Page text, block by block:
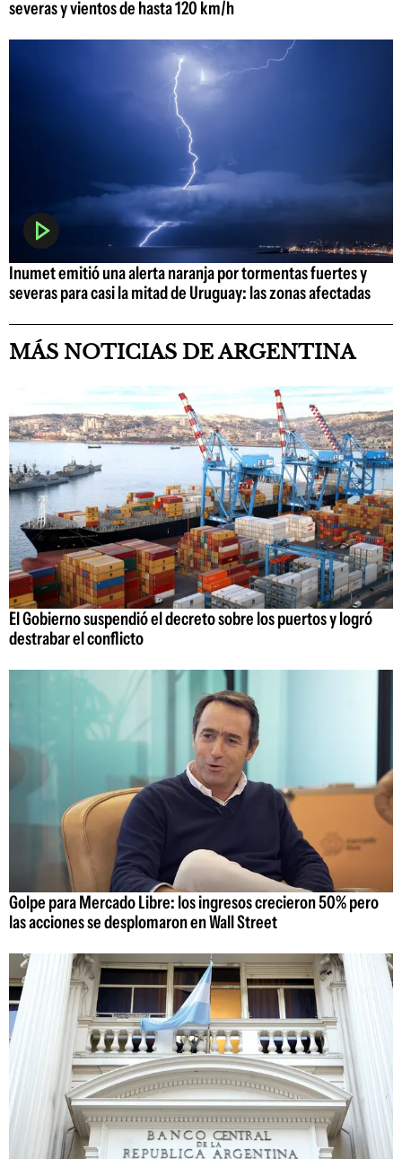
severas y vientos de hasta 120 km/h
Inumet emitió una alerta naranja por tormentas fuertes y
severas para casi la mitad de Uruguay: las zonas afectadas
MÁS NOTICIAS DE ARGENTINA
El Gobierno suspendió el decreto sobre los puertos y logró
destrabar el conflicto
Golpe para Mercado Libre: los ingresos crecieron 50% pero
las acciones se desplomaron en Wall Street